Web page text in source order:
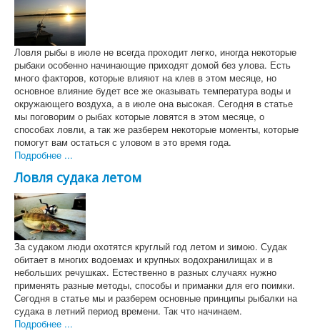
Ловля рыбы в июле не всегда проходит легко, иногда некоторые
рыбаки особенно начинающие приходят домой без улова. Есть
много факторов, которые влияют на клев в этом месяце, но
основное влияние будет все же оказывать температура воды и
окружающего воздуха, а в июле она высокая. Сегодня в статье
мы поговорим о рыбах которые ловятся в этом месяце, о
способах ловли, а так же разберем некоторые моменты, которые
помогут вам остаться с уловом в это время года.
Подробнее ...
Ловля судака летом
За судаком люди охотятся круглый год летом и зимою. Судак
обитает в многих водоемах и крупных водохранилищах и в
небольших речушках. Естественно в разных случаях нужно
применять разные методы, способы и приманки для его поимки.
Сегодня в статье мы и разберем основные принципы рыбалки на
судака в летний период времени. Так что начинаем.
Подробнее ...